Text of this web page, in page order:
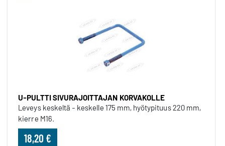
U-PULTTI SIVURAJOITTAJAN KORVAKOLLE
Leveys keskeltä - keskelle 175 mm, hyötypituus 220 mm,
kierre M16.
18,20 €